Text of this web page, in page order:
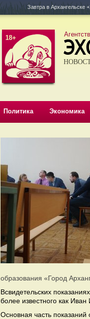
Завтра в Архангельске
18+
Политика Экономика
образования «Город
Всвидетельских
более известного как
Основная часть показаний